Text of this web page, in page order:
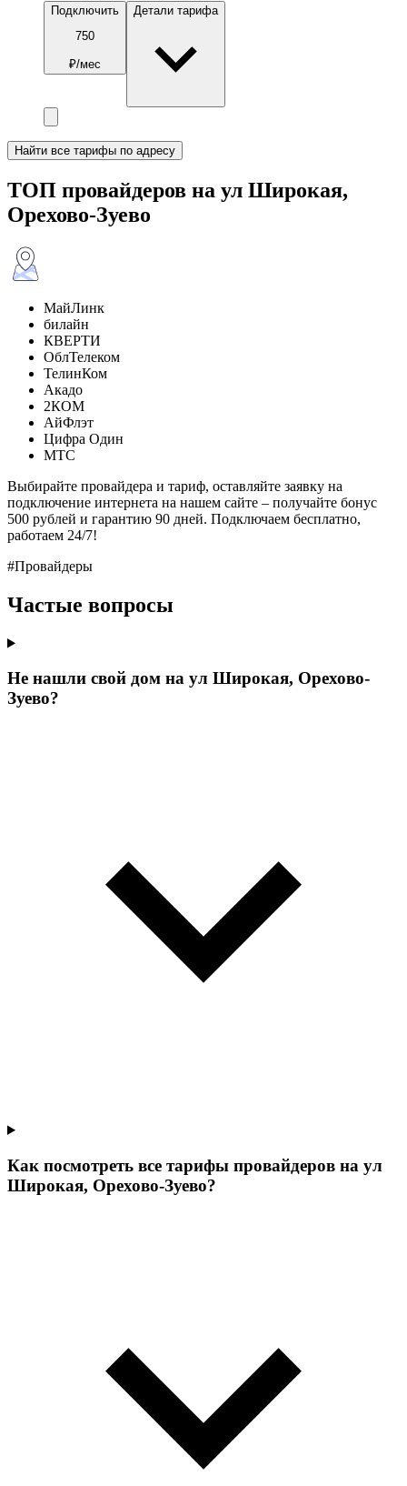
Подключить
750
₽/мес
Детали тарифа
Найти все тарифы по адресу
ТОП провайдеров на ул Широкая,
Орехово-Зуево
МайЛинк
билайн
КВЕРТИ
ОблТелеком
ТелинКом
Акадо
2КОМ
АйФлэт
Цифра Один
МТС
Выбирайте провайдера и тариф, оставляйте заявку на
подключение интернета на нашем сайте – получайте бонус
500 рублей и гарантию 90 дней. Подключаем бесплатно,
работаем 24/7!
#Провайдеры
Частые вопросы
Не нашли свой дом на ул Широкая, Орехово-
Зуево?
Как посмотреть все тарифы провайдеров на ул
Широкая, Орехово-Зуево?